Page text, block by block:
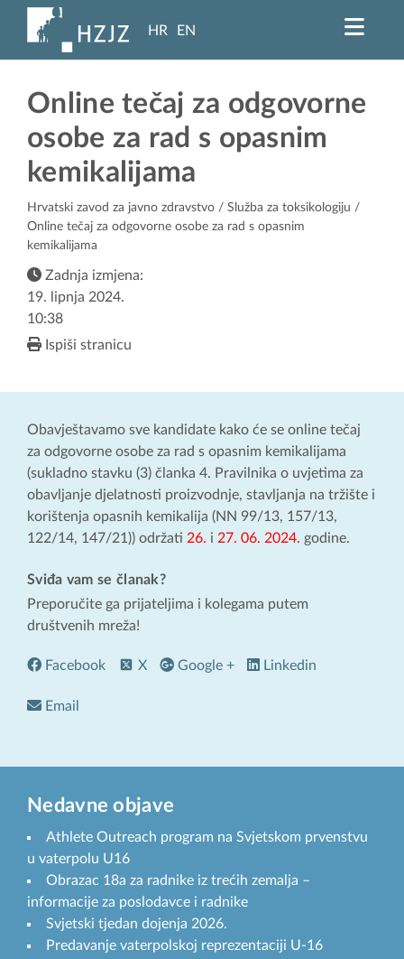
HR EN
Online tečaj za odgovorne
osobe za rad s opasnim
kemikalijama
Hrvatski zavod za javno zdravstvo / Služba za toksikologiju /
Online tečaj za odgovorne osobe za rad s opasnim
kemikalijama
Zadnja izmjena:
19. lipnja 2024.
10:38
Ispiši stranicu
Obavještavamo sve kandidate kako će se online tečaj
za odgovorne osobe za rad s opasnim kemikalijama
(sukladno stavku (3) članka 4. Pravilnika o uvjetima za
obavljanje djelatnosti proizvodnje, stavljanja na tržište i
korištenja opasnih kemikalija (NN 99/13, 157/13,
122/14, 147/21)) održati 26. i 27. 06. 2024. godine.
Sviđa vam se članak?
Preporučite ga prijateljima i kolegama putem
društvenih mreža!
Facebook X Google + Linkedin
Email
Nedavne objave
Athlete Outreach program na Svjetskom prvenstvu
u vaterpolu U16
Obrazac 18a za radnike iz trećih zemalja –
informacije za poslodavce i radnike
Svjetski tjedan dojenja 2026.
Predavanje vaterpolskoj reprezentaciji U-16